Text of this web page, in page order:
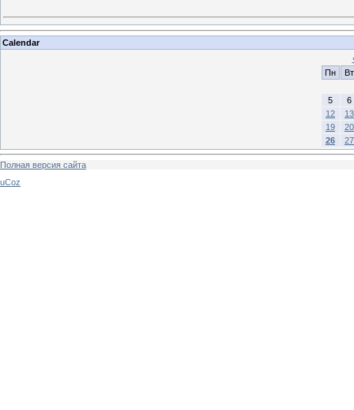
Calendar
Пн
Вт
5
6
12
13
19
20
26
27
Полная версия сайта
uCoz